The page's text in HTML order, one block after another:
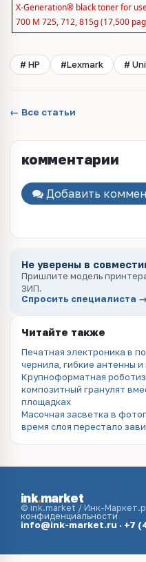
X-Generation® black toner for
700 M 725, 712, 815g (17,500
# HP #Lexmark #
← Все статьи
комментарии
Добавить
Не уверены в
Пришлите модель
ЗИП.
Спросить специалиста →
Читайте также
Печатная электроника в
чернила, гибкие антенны
Крупноформатная
композитный гранулят
площадках
Масочная засветка в
время слоя перестало
ink.market
© ink.market / Инк-
конфиденциальности
info@ink-market.ru · +7